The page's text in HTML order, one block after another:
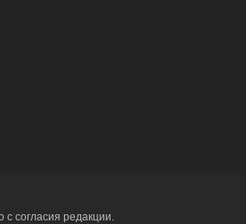
согласия редакции.